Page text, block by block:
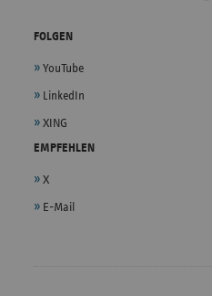
FOLGEN
YouTube
LinkedIn
XING
EMPFEHLEN
X
E-Mail